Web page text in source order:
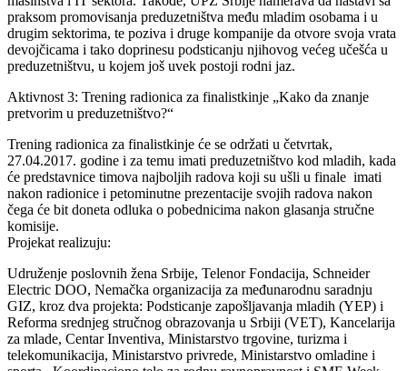
praksom promovisanja preduzetništva među mladim osobama i u
drugim sektorima, te poziva i druge kompanije da otvore svoja vrata
devojčicama i tako doprinesu podsticanju njihovog većeg učešća u
preduzetništvu, u kojem još uvek postoji rodni jaz.
Aktivnost 3: Trening radionica za finalistkinje „Kako da znanje
pretvorim u preduzetništvo?“
Trening radionica za finalistkinje će se održati u četvrtak,
27.04.2017. godine i za temu imati preduzetništvo kod mladih, kada
će predstavnice timova najboljih radova koji su ušli u finale imati
nakon radionice i petominutne prezentacije svojih radova nakon
čega će bit doneta odluka o pobednicima nakon glasanja stručne
komisije.
Projekat realizuju:
Udruženje poslovnih žena Srbije, Telenor Fondacija, Schneider
Electric DOO, Nemačka organizacija za međunarodnu saradnju
GIZ, kroz dva projekta: Podsticanje zapošljavanja mladih (YEP) i
Reforma srednjeg stručnog obrazovanja u Srbiji (VET), Kancelarija
za mlade, Centar Inventiva, Ministarstvo trgovine, turizma i
telekomunikacija, Ministarstvo privrede, Ministarstvo omladine i